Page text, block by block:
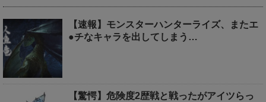
【速報】モンスターハンターライズ、またエ
●チなキャラを出してしまう…
【驚愕】危険度2歴戦と戦ったがアイツらっ